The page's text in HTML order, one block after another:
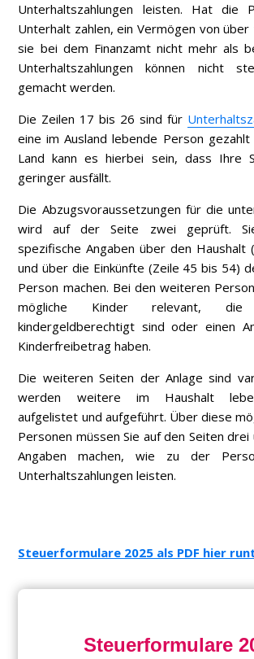
Unterhaltszahlungen leisten. Hat die
Unterhalt zahlen, ein Vermögen von
sie bei dem Finanzamt nicht mehr als
Unterhaltszahlungen können nicht
gemacht werden.
Die Zeilen 17 bis 26 sind für
eine im Ausland lebende Person gezahlt
Land kann es hierbei sein, dass Ihre
geringer ausfällt.
Die Abzugsvoraussetzungen für die
wird auf der Seite zwei geprüft.
spezifische Angaben über den Haushalt
und über die Einkünfte (Zeile 45 bis 54)
Person machen. Bei den weiteren
mögliche Kinder relevant,
kindergeldberechtigt sind oder einen
Kinderfreibetrag haben.
Die weiteren Seiten der Anlage sind
werden weitere im Haushalt
aufgelistet und aufgeführt. Über diese
Personen müssen Sie auf den Seiten drei
Angaben machen, wie zu der
Unterhaltszahlungen leisten.
Steuerformulare 2025 als PDF hier
Steuerformulare